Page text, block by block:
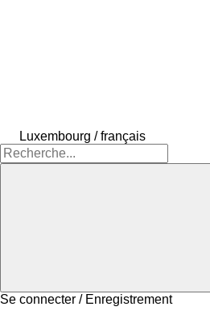
Luxembourg / français
Se connecter / Enregistrement